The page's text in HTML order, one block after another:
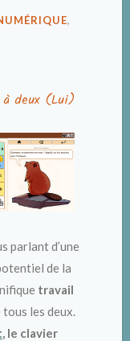
,
à deux (Lui)
parlant d’une
de la
travail
les deux.
, le clavier